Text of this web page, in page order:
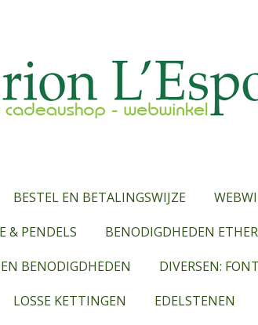
BESTEL EN BETALINGSWIJZE
& PENDELS
BENODIGDHEDEN
BENODIGDHEDEN
DIVERSEN:
LOSSE KETTINGEN EDELSTENEN